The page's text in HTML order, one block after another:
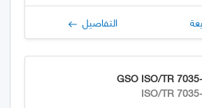
التفاصيل
GSO ISO/TR
ISO/TR